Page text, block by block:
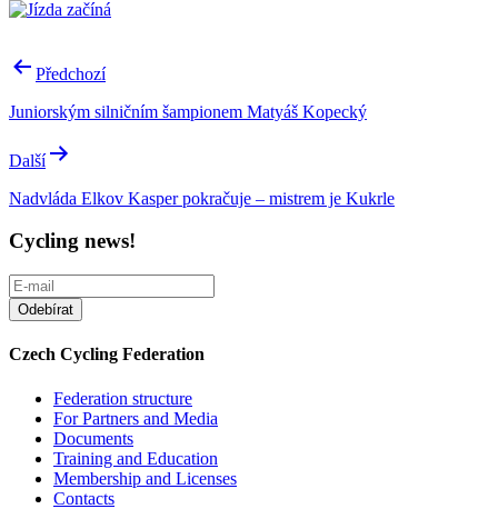
PostPředchozí
Juniorským silničním šampionem Matyáš Kopecký
Další
Nadvláda Elkov Kasper pokračuje – mistrem je Kukrle
Cycling news!
Czech Cycling Federation
Federation structure
For Partners and Media
Documents
Training and Education
Membership and Licenses
Contacts